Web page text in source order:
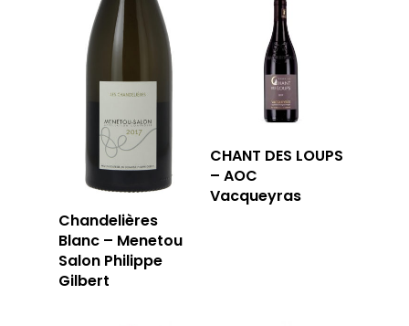
Chandelières
Blanc – Menetou
Salon Philippe
Gilbert
CHANT DES LOUPS
– AOC
Vacqueyras